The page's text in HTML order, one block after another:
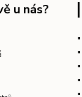
u nás?
▪
▪
▪
▪
▪